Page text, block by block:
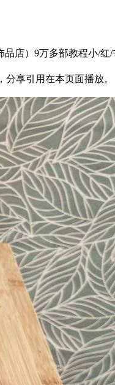
店）9万多部教程小/红/
分享引用在本页面播放。